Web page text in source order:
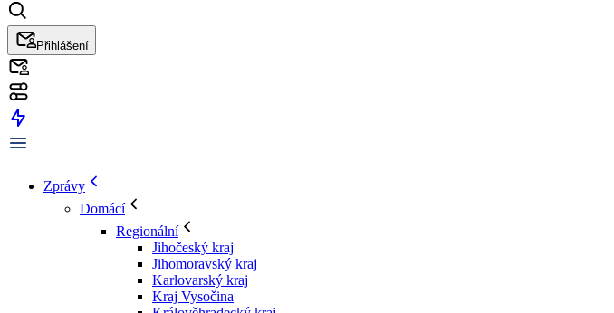
Přihlášení
Zprávy
Domácí
Regionální
Jihočeský kraj
Jihomoravský kraj
Karlovarský kraj
Kraj Vysočina